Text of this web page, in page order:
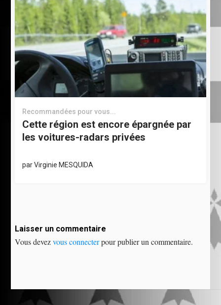
Recommandées pour vous...
Cette région est encore épargnée par
les voitures-radars privées
parVirginie MESQUIDA
Laisser un commentaire
Vous devezvous connecterpour publier un commentaire.